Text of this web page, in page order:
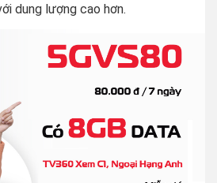
dung lượng cao hơn.